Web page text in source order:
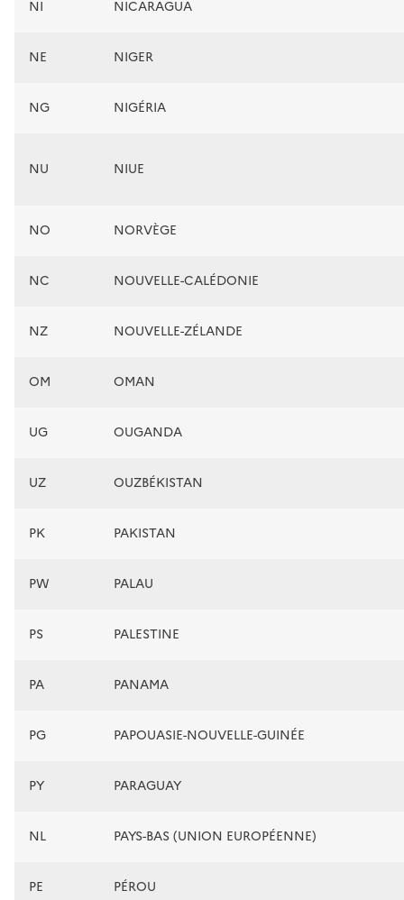
NI NICARAGUA
NE NIGER
NG NIGÉRIA
NU NIUE
NO NORVÈGE
NC NOUVELLE-CALÉDONIE
NZ NOUVELLE-ZÉLANDE
OM OMAN
UG OUGANDA
UZ OUZBÉKISTAN
PK PAKISTAN
PW PALAU
PS PALESTINE
PA PANAMA
PG PAPOUASIE-NOUVELLE-GUINÉE
PY PARAGUAY
NL PAYS-BAS (UNION EUROPÉENNE)
PE PÉROU